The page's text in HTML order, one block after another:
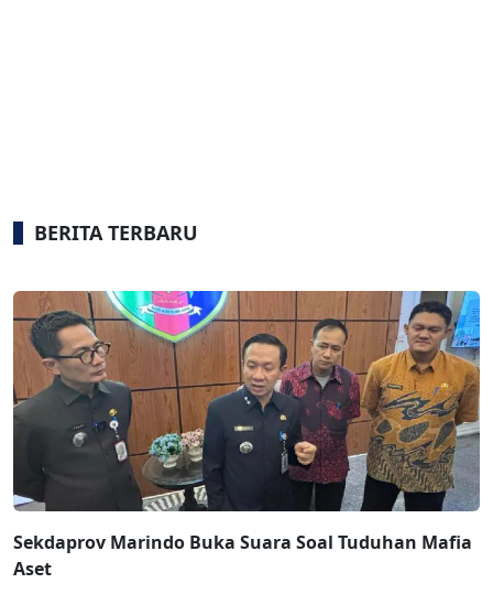
BERITA TERBARU
Sekdaprov Marindo Buka Suara Soal Tuduhan Mafia
Aset